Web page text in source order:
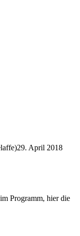
29. April 2018
Programm, hier die